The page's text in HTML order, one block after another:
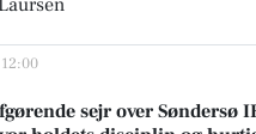
sejr over Søndersø